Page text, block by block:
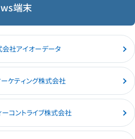
端末
社アイオーデータ
ケティング株式会社
ーコントライブ株式会社